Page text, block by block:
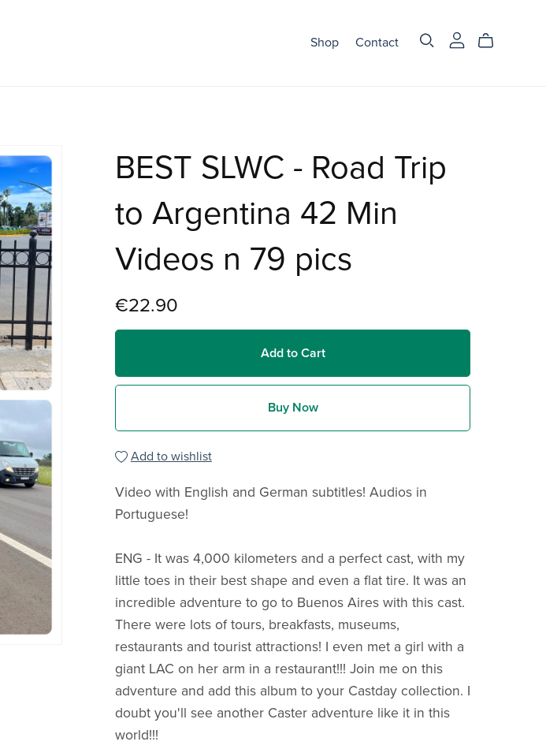
Shop Contact
BEST SLWC - Road Trip
to Argentina 42 Min
Videos n 79 pics
€22.90
Add to Cart
Buy Now
Add to wishlist
Video with English and German subtitles! Audios in
Portuguese!
ENG - It was 4,000 kilometers and a perfect cast, with my
little toes in their best shape and even a flat tire. It was an
incredible adventure to go to Buenos Aires with this cast.
There were lots of tours, breakfasts, museums,
restaurants and tourist attractions! I even met a girl with a
giant LAC on her arm in a restaurant!!! Join me on this
adventure and add this album to your Castday collection. I
doubt you'll see another Caster adventure like it in this
world!!!